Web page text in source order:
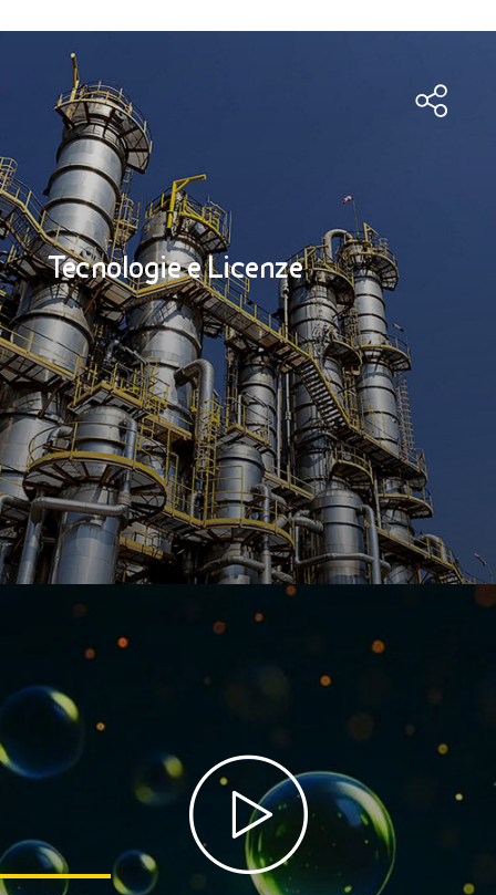
Tecnologie e Licenze